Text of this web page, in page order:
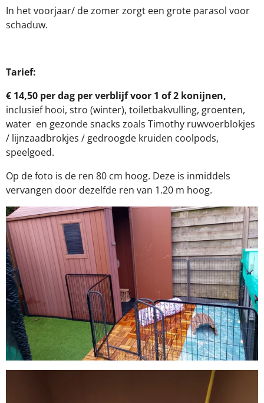
In het voorjaar/ de zomer zorgt een grote parasol voor
schaduw.
Tarief:
€ 14,50 per dag per verblijf voor 1 of 2 konijnen,
inclusief hooi, stro (winter), toiletbakvulling, groenten,
water en gezonde snacks zoals Timothy ruwvoerblokjes
/ lijnzaadbrokjes / gedroogde kruiden coolpods,
speelgoed.
Op de foto is de ren 80 cm hoog. Deze is inmiddels
vervangen door dezelfde ren van 1.20 m hoog.